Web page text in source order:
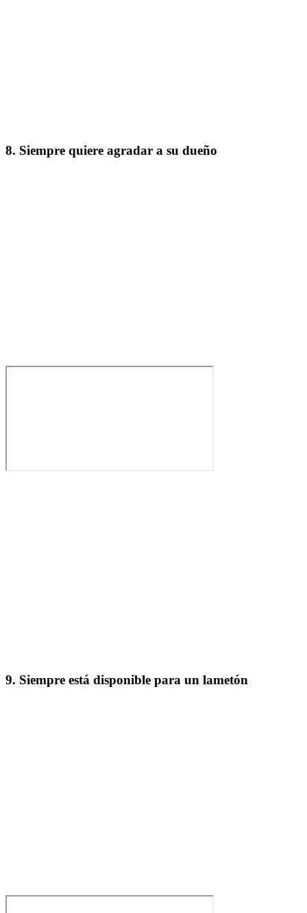
8. Siempre quiere agradar a su dueño
9. Siempre está disponible para un lametón